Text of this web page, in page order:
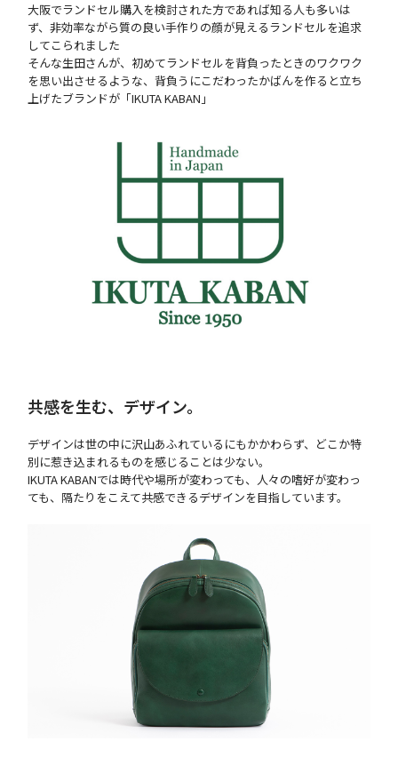
大阪でランドセル購入を検討された方であれば知る人も多いは
ず、非効率ながら質の良い手作りの顔が見えるランドセルを追求
してこられました
そんな生田さんが、初めてランドセルを背負ったときのワクワク
を思い出させるような、背負うにこだわったかばんを作ると立ち
上げたブランドが「IKUTA KABAN」
共感を生む、デザイン。
デザインは世の中に沢山あふれているにもかかわらず、どこか特
別に惹き込まれるものを感じることは少ない。
IKUTA KABANでは時代や場所が変わっても、人々の嗜好が変わっ
ても、隔たりをこえて共感できるデザインを目指しています。